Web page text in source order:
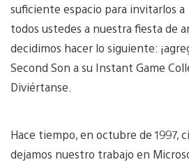
suficiente espacio para invitarlos a
todos ustedes a nuestra fiesta de
decidimos hacer lo siguiente:
Second Son a su Instant Game
Diviértanse.
Hace tiempo, en octubre de 1997,
dejamos nuestro trabajo en